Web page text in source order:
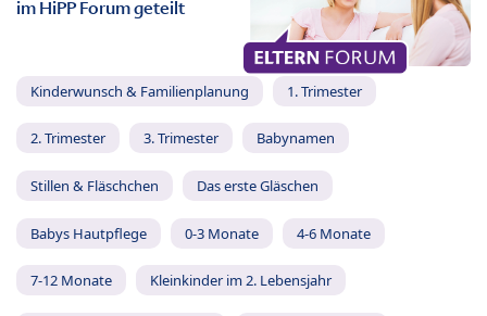
im HiPP Forum geteilt
Kinderwunsch & Familienplanung 1. Trimester
2. Trimester 3. Trimester Babynamen
Stillen & Fläschchen Das erste Gläschen
Babys Hautpflege 0-3 Monate 4-6 Monate
7-12 Monate Kleinkinder im 2. Lebensjahr